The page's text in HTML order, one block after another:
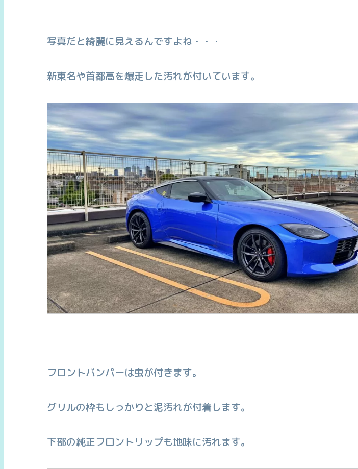
写真だと綺麗に見えるんですよね・・・
新東名や首都高を爆走した汚れが付いています。
フロントバンパーは虫が付きます。
グリルの枠もしっかりと泥汚れが付着します。
下部の純正フロントリップも地味に汚れます。